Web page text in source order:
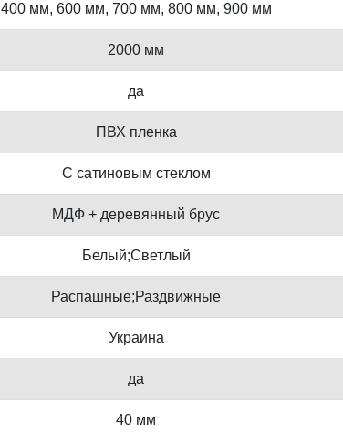
400 мм, 600 мм, 700 мм, 800 мм, 900 мм
2000 мм
да
ПВХ пленка
С сатиновым стеклом
МДФ + деревянный брус
Белый;Светлый
Распашные;Раздвижные
Украина
да
40 мм